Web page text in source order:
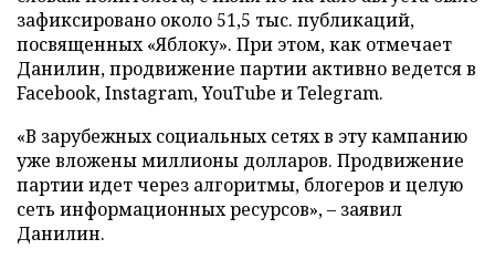
зафиксировано около 51,5 тыс. публикаций,
посвященных «Яблоку». При этом, как отмечает
Данилин, продвижение партии активно ведется в
Facebook, Instagram, YouTube и Telegram.
«В зарубежных социальных сетях в эту кампанию
уже вложены миллионы долларов. Продвижение
партии идет через алгоритмы, блогеров и целую
сеть информационных ресурсов», – заявил
Данилин.